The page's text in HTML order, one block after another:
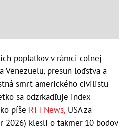
poplatkov v rámci colnej
Venezuelu, presun loďstva a
smrť amerického civilistu
sa odzrkadľuje index
píše RTT News, USA za
2026) klesli o takmer 10 bodov